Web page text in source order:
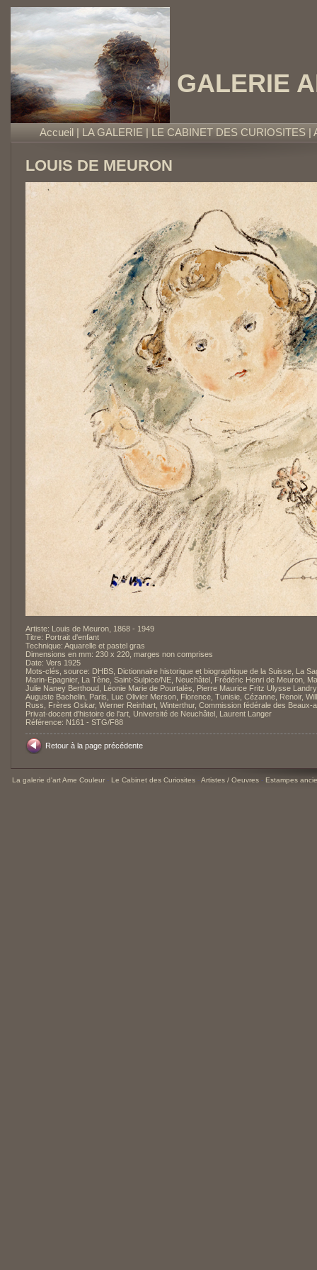
GALERIE
Accueil | LA GALERIE | LE CABINET DES CURIOSITES |
LOUIS DE MEURON
Artiste: Louis de Meuron, 1868 - 1949
Titre: Portrait d'enfant
Technique: Aquarelle et pastel gras
Dimensions en mm: 230 x 220, marges non comprises
Date: Vers 1925
Mots-clés, source: DHBS, Dictionnaire historique et biographique de la Suisse, La
Marin-Epagnier, La Tène, Saint-Sulpice/NE, Neuchâtel, Frédéric Henri de Meuron,
Julie Naney Berthoud, Léonie Marie de Pourtalès, Pierre Maurice Fritz Ulysse
Auguste Bachelin, Paris, Luc Olivier Merson, Florence, Tunisie, Cézanne, Renoir,
Russ, Frères Oskar, Werner Reinhart, Winterthur, Commission fédérale des Beaux-
Privat-docent d'histoire de l'art, Université de Neuchâtel, Laurent Langer
Référence: N161 - STG/F88
Retour à la page précédente
La galerie d'art Ame Couleur - Le Cabinet des Curiosites -Artistes / Oeuvres - Estampes